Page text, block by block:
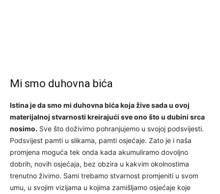
Mi smo duhovna bića
Istina je da smo mi duhovna bića koja žive sada u ovoj
materijalnoj stvarnosti kreirajući sve ono što u dubini srca
nosimo. Sve što doživimo pohranjujemo u svojoj podsvijesti.
Podsvijest pamti u slikama, pamti osjećaje. Zato je i naša
promjena moguća tek onda kada akumuliramo dovoljno
dobrih, novih osjećaja, bez obzira u kakvim okolnostima
trenutno živimo. Sami trebamo stvarnost promjeniti u svom
umu, u svojim vizijama u kojima zamišljamo osjećaje koje